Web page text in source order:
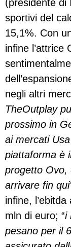
(presidente di
sportivi del
15,1%. Con
infine l’attrice
negli altri
TheOutplay
prossimo in
ai mercati
piattaforma è
progetto Ovo,
arrivare fin
infine,
mln di euro; “i
pesano per il